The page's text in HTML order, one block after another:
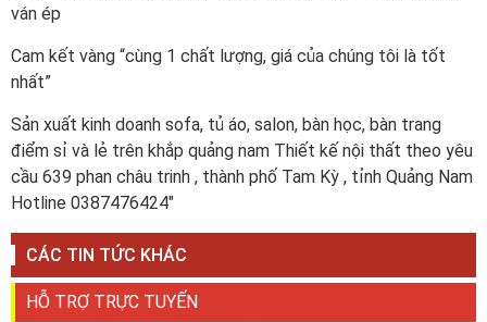
HỖ TRỢ TRỰC TUYẾN
ván ép
Cam kết vàng “cùng 1 chất lượng, giá của chúng tôi là tốt
nhất”
Sản xuất kinh doanh sofa, tủ áo, salon, bàn học, bàn trang
điểm sỉ và lẻ trên khắp quảng nam Thiết kế nội thất theo yêu
cầu 639 phan châu trinh , thành phố Tam Kỳ , tỉnh Quảng Nam
Hotline 0387476424"
CÁC TIN TỨC KHÁC